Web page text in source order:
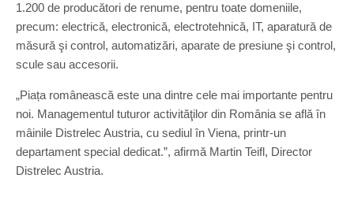
1.200 de producători de renume, pentru toate domeniile,
precum: electrică, electronică, electrotehnică, IT, aparatură de
măsură şi control, automatizări, aparate de presiune şi control,
scule sau accesorii.
„Piața românească este una dintre cele mai importante pentru
noi. Managementul tuturor activităţilor din România se află în
mâinile Distrelec Austria, cu sediul în Viena, printr-un
departament special dedicat.”, afirmă Martin Teifl, Director
Distrelec Austria.